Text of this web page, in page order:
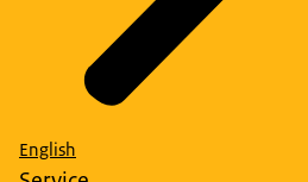
English